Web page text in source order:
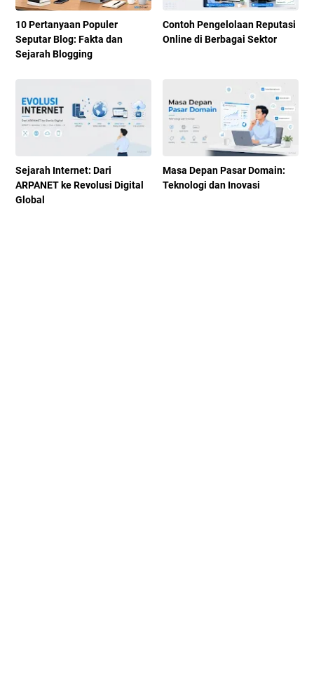
10 Pertanyaan Populer
Seputar Blog: Fakta dan
Sejarah Blogging
Contoh Pengelolaan Reputasi
Online di Berbagai Sektor
Sejarah Internet: Dari
ARPANET ke Revolusi Digital
Global
Masa Depan Pasar Domain:
Teknologi dan Inovasi